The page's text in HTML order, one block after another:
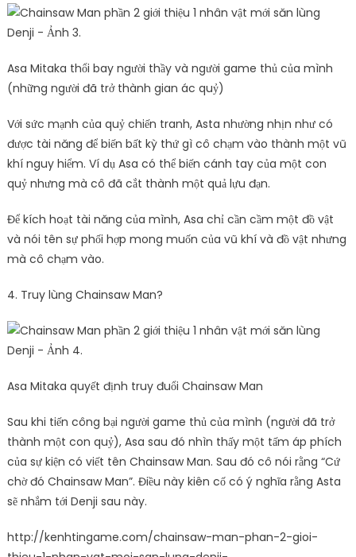
Asa Mitaka thổi bay người thầy và người game thủ của mình
(những người đã trở thành gian ác quỷ)
Với sức mạnh của quỷ chiến tranh, Asta nhường nhịn như có
được tài năng để biến bất kỳ thứ gì cô chạm vào thành một vũ
khí nguy hiểm. Ví dụ Asa có thể biến cánh tay của một con
quỷ nhưng mà cô đã cắt thành một quả lựu đạn.
Để kích hoạt tài năng của mình, Asa chỉ cần cầm một đồ vật
và nói tên sự phối hợp mong muốn của vũ khí và đồ vật nhưng
mà cô chạm vào.
4. Truy lùng Chainsaw Man?
Asa Mitaka quyết định truy đuổi Chainsaw Man
Sau khi tiến công bại người game thủ của mình (người đã trở
thành một con quỷ), Asa sau đó nhìn thấy một tấm áp phích
của sự kiện có viết tên Chainsaw Man. Sau đó cô nói rằng “Cứ
chờ đó Chainsaw Man”. Điều này kiên cố có ý nghĩa rằng Asta
sẽ nhắm tới Denji sau này.
http://kenhtingame.com/chainsaw-man-phan-2-gioi-